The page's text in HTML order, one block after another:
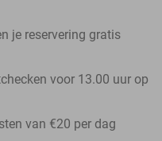
je reservering gratis
voor 13.00 uur op
van €20 per dag